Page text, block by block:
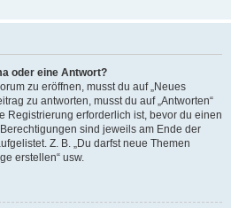
oder eine Antwort?
zu eröffnen, musst du auf „Neues
zu antworten, musst du auf „Antworten“
Registrierung erforderlich ist, bevor du einen
sind jeweils am Ende der
Z. B. „Du darfst neue Themen
erstellen“ usw.